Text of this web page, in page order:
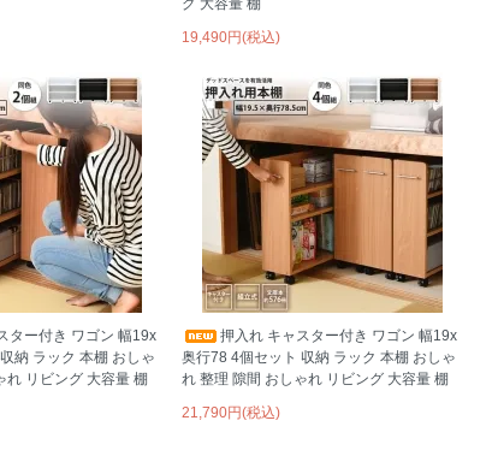
グ 大容量 棚
19,490円(税込)
ター付き ワゴン 幅19x
納 ラック 本棚 おしゃ
れ リビング 大容量 棚
押入れ キャスター付き ワゴン 幅19x
奥行78 4個セット 収納 ラック 本棚 おしゃ
れ 整理 隙間 おしゃれ リビング 大容量 棚
21,790円(税込)